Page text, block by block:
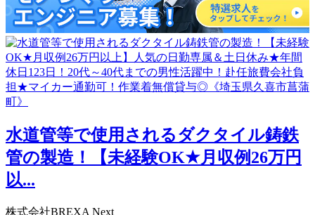
水道管等で使用されるダクタイル鋳鉄
管の製造！【未経験OK★月収例26万円
以...
株式会社BREXA Next